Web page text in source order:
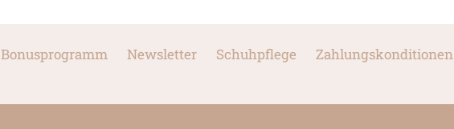
Bonusprogramm Newsletter Schuhpflege Zahlungskonditionen